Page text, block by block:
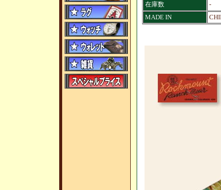
在庫数
-
MADE IN